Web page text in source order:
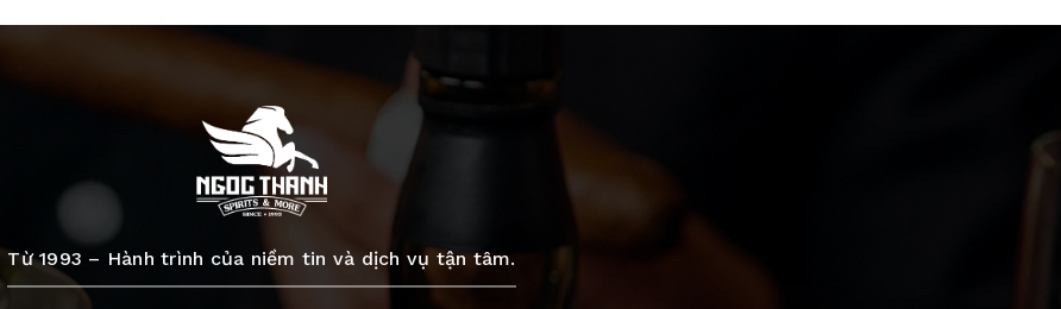
Từ 1993 – Hành trình của niềm tin và dịch vụ tận tâm.